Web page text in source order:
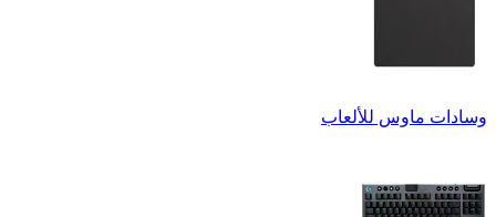
وسادات ماوس للألعاب